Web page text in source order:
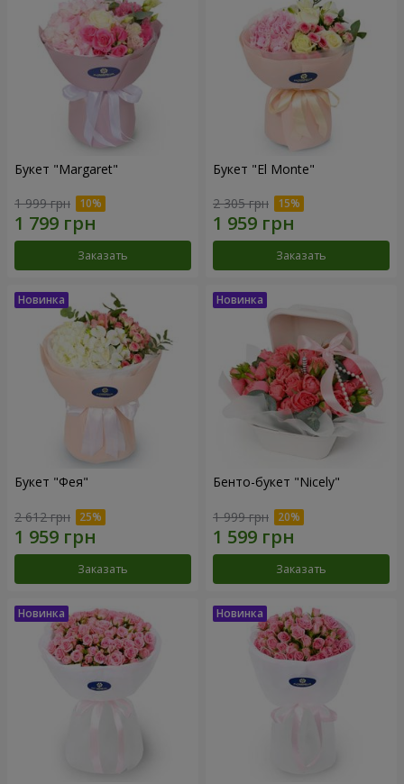
Букет "Margaret"
1 999 грн
Заказать
Букет "El Monte"
2 305 грн
Заказать
Букет "Фея"
2 612 грн
Заказать
Бенто-букет "Nicely"
1 999 грн
Заказать